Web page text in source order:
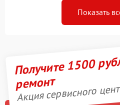
Показать
Получите 1500
ремонт
Акция сервисного